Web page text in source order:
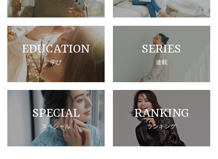
EDUCATION
学び
SERIES
連載
SPECIAL
スペシャル
RANKING
ランキング